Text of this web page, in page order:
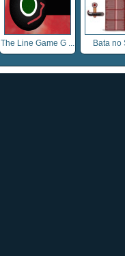
The Line Game G ... Bata no